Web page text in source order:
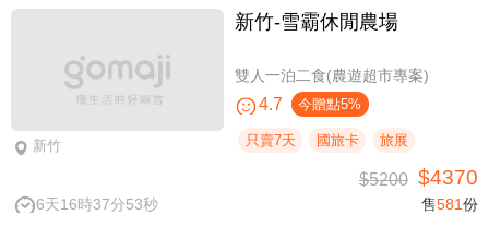
新竹
新竹-雪霸休閒農場
雙人一泊二食(農遊超市專案)
4.7 今贈點5%
只賣7天 國旅卡 旅展
6天16時37分53秒
$5200 $4370
售581份